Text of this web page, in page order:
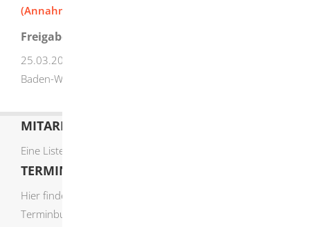
(Annahme Volljähriger)
Freigabevermerk
25.03.2025 Justizministerium und Innenministerium
Baden-Württemberg
MITARBEITERLISTE
Eine Liste der Mitarbeiter von A-Z finden Sie
TERMIN ONLINE BUCHEN
Hier finden Sie die verfügbaren Sachgebiete zur Online-
Terminbuchung: